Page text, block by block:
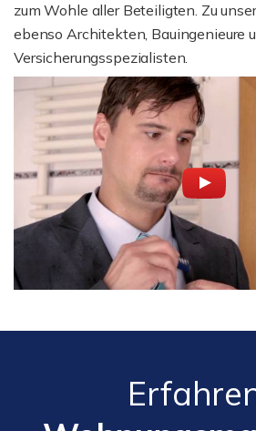
zum Wohle aller Beteiligten. Zu
ebenso Architekten, Bauingenieure
Versicherungsspezialisten.